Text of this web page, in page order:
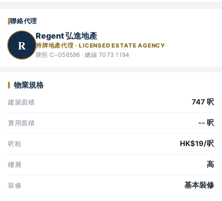
聯絡代理
R
Regent 弘進地產
持牌地產代理 · LICENSED ESTATE AGENCY
牌照 C−056586 · 總線 7073 1194
物業規格
建築面積 747 呎
實用面積 -- 呎
呎租 HK$19/呎
樓層 高
裝修 基本裝修